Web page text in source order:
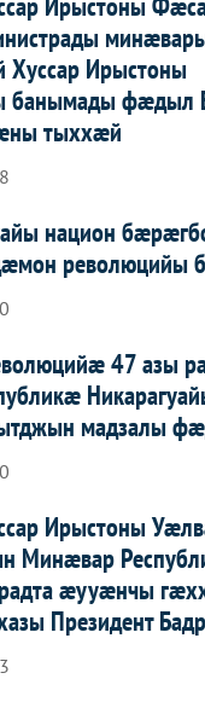
Хуссар Ирыcтоны
банымады фæдыл
тыххæй
национ
революцийы
47 азы
мадзалы
Ирыстоны
Минæвар
æууæнчы
Президент